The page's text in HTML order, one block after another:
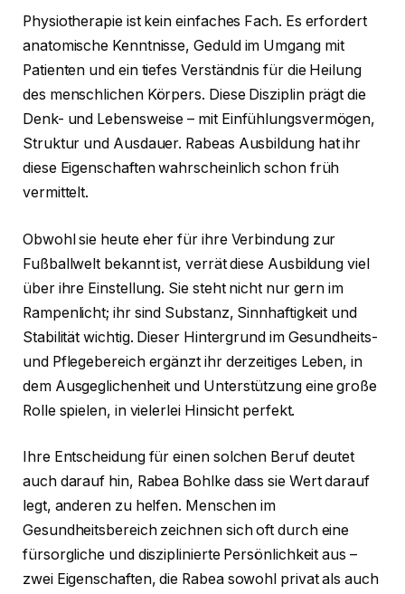
Physiotherapie ist kein einfaches Fach. Es erfordert
anatomische Kenntnisse, Geduld im Umgang mit
Patienten und ein tiefes Verständnis für die Heilung
des menschlichen Körpers. Diese Disziplin prägt die
Denk- und Lebensweise – mit Einfühlungsvermögen,
Struktur und Ausdauer. Rabeas Ausbildung hat ihr
diese Eigenschaften wahrscheinlich schon früh
vermittelt.
Obwohl sie heute eher für ihre Verbindung zur
Fußballwelt bekannt ist, verrät diese Ausbildung viel
über ihre Einstellung. Sie steht nicht nur gern im
Rampenlicht; ihr sind Substanz, Sinnhaftigkeit und
Stabilität wichtig. Dieser Hintergrund im Gesundheits-
und Pflegebereich ergänzt ihr derzeitiges Leben, in
dem Ausgeglichenheit und Unterstützung eine große
Rolle spielen, in vielerlei Hinsicht perfekt.
Ihre Entscheidung für einen solchen Beruf deutet
auch darauf hin, Rabea Bohlke dass sie Wert darauf
legt, anderen zu helfen. Menschen im
Gesundheitsbereich zeichnen sich oft durch eine
fürsorgliche und disziplinierte Persönlichkeit aus –
zwei Eigenschaften, die Rabea sowohl privat als auch